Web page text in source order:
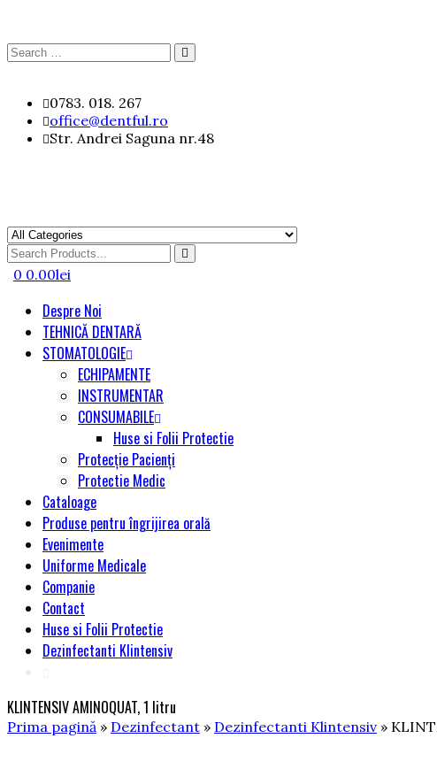
Search
content
0783. 018. 267
office@dentful.ro
Str. Andrei Saguna nr.48
Search
for
0 0.00lei
Despre Noi
TEHNICĂ DENTARĂ
STOMATOLOGIE
ECHIPAMENTE
INSTRUMENTAR
CONSUMABILE
Huse si Folii Protectie
Protecție Pacienți
Protectie Medic
Cataloage
Produse pentru îngrijirea orală
Evenimente
Uniforme Medicale
Companie
Contact
Huse si Folii Protectie
Dezinfectanti Klintensiv
KLINTENSIV AMINOQUAT, 1 litru
Prima pagină » Dezinfectant » Dezinfectanti Klintensiv »